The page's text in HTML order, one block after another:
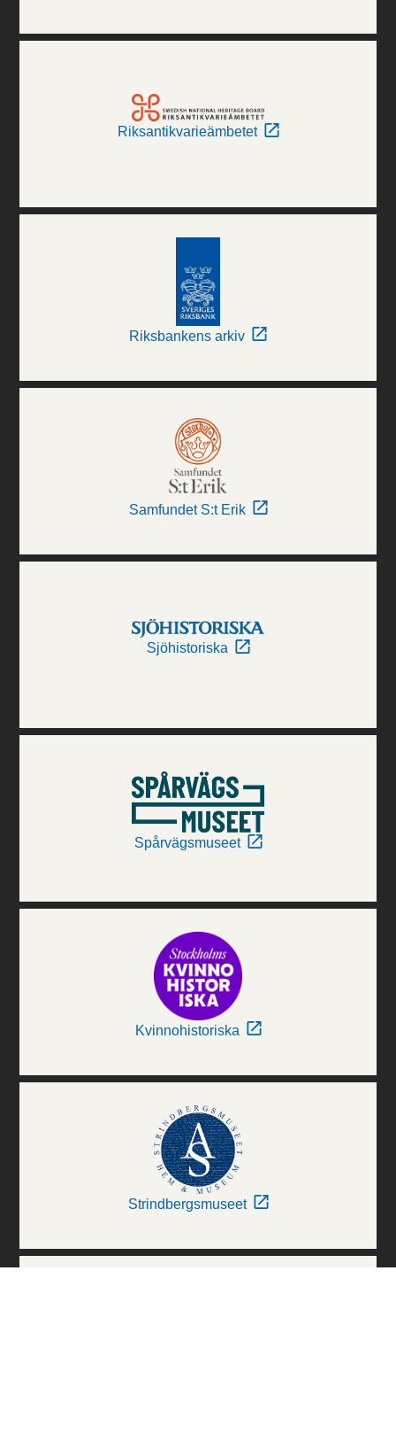
Riksantikvarieämbetet
Riksbankens arkiv
Samfundet S:t Erik
Sjöhistoriska
Spårvägsmuseet
Kvinnohistoriska
Strindbergsmuseet